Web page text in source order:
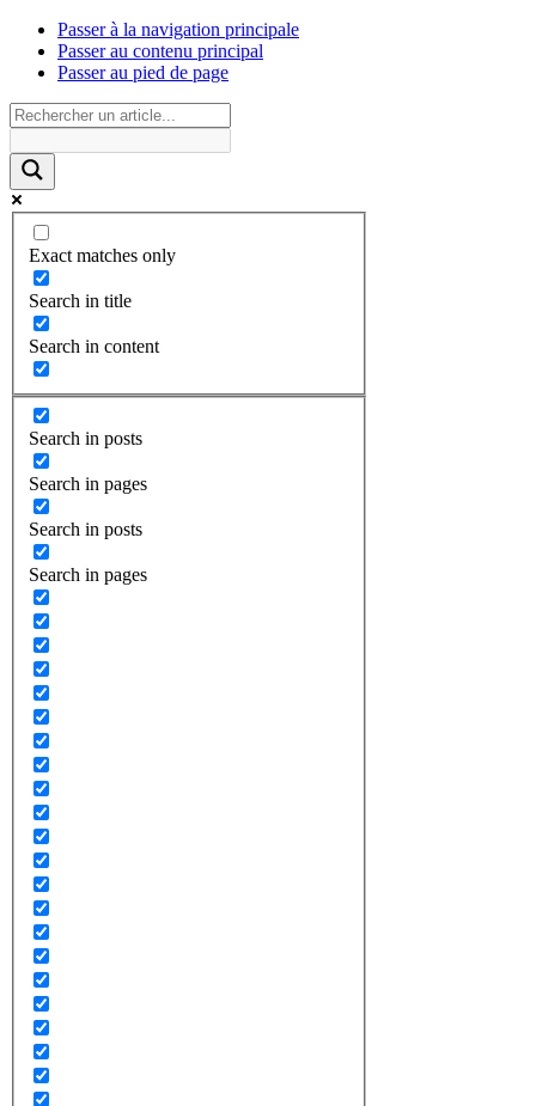
Passer à la navigation principale
Passer au contenu principal
Passer au pied de page
Exact matches only
Search in title
Search in content
Search in posts
Search in pages
Search in posts
Search in pages